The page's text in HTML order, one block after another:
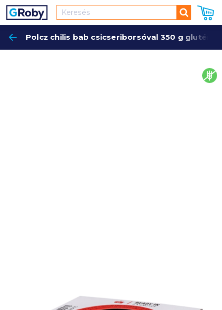
Keresés
Polcz chilis bab csicseriborsóval 350 g